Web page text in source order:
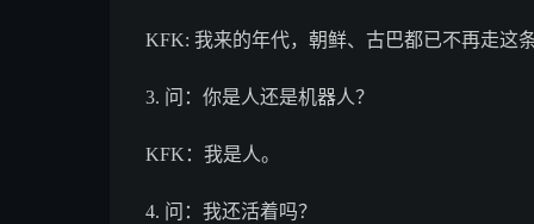
KFK: 我来的年代，朝鲜、古巴都已不再走这条
3. 问：你是人还是机器人？
KFK：我是人。
4. 问：我还活着吗？